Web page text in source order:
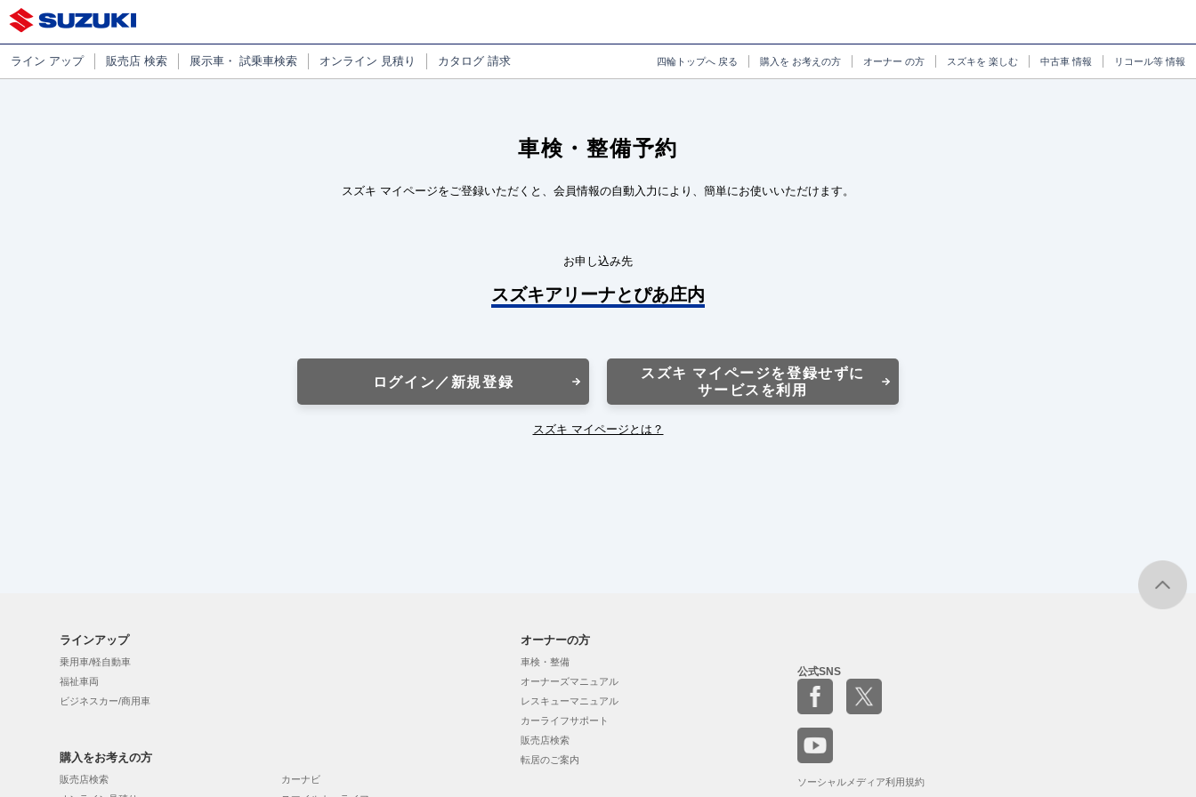
ライン アップ 販売店 検索 展示車・ 試乗車検索 オンライン 見積り カタログ 請求 四輪トップへ 戻る 購入を お考えの方 オーナー の方 スズキを 楽しむ 中古車情報 リコール等情報
車検・整備予約
スズキ マイページをご登録いただくと、会員情報の自動入力により、簡単にお使いいただけます。
お申し込み先
スズキアリーナとぴあ庄内
ログイン／新規登録
スズキ マイページを登録せずに
サービスを利用
スズキ マイページとは？
ラインアップ
乗用車/軽自動車
福祉車両
ビジネスカー/商用車
購入をお考えの方
販売店検索
カーナビ
オーナーの方
車検・整備
オーナーズマニュアル
レスキューマニュアル
カーライフサポート
販売店検索
転居のご案内
公式SNS
ソーシャルメディア利用規約